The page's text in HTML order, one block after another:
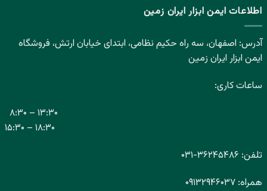
اطلاعات ایمن ابزار ایران زمین
آدرس: اصفهان، سه راه حکیم نظامی، ابتدای خیابان ارتش، فروشگاه
ایمن ابزار ایران زمین
ساعات کاری:
۸:۳۰ – ۱۳:۳۰
۱۵:۳۰ – ۱۸:۳۰
تلفن: ۳۶۲۴۵۴۸۶- ۰۳۱
همراه: ۰۹۱۳۲۹۴۶۰۳۷